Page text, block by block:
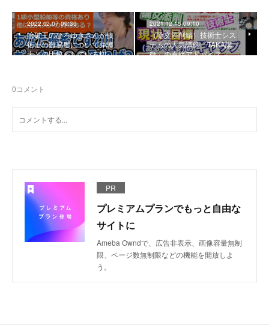
2022.02.07 09:30
論破王のひろゆきさんが技
術士の難易度について弁護
士との比較をしている切…
2021.12.15 09:10
（論文添削編）技術士シス
テムの人気講師「TAKA講
師」の直接アドバイス
0コメント
PR
プレミアムプランでもっと自由な
サイトに
Ameba Owndで、広告非表示、画像容量無制
限、ページ数無制限などの機能を開放しよ
う。